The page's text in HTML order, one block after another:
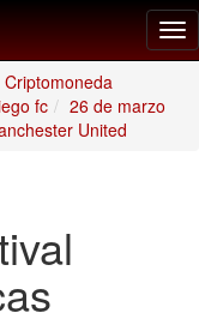
Criptomoneda
fc
26 de marzo
United